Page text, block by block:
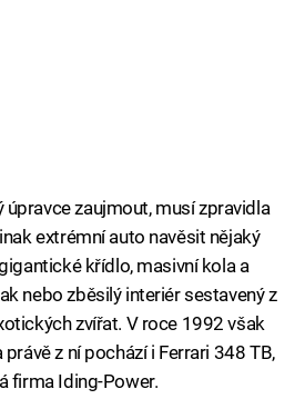
úpravce zaujmout, musí zpravidla
extrémní auto navěsit nějaký
křídlo, masivní kola a
nebo zběsilý interiér sestavený z
zvířat. V roce 1992 však
z ní pochází i Ferrari 348 TB,
firma Iding-Power.